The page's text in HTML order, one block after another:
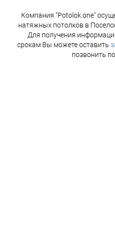
Компания "Potolok.one"
натяжных потолков в
Для получения
срокам Вы можете оставить
позвонить